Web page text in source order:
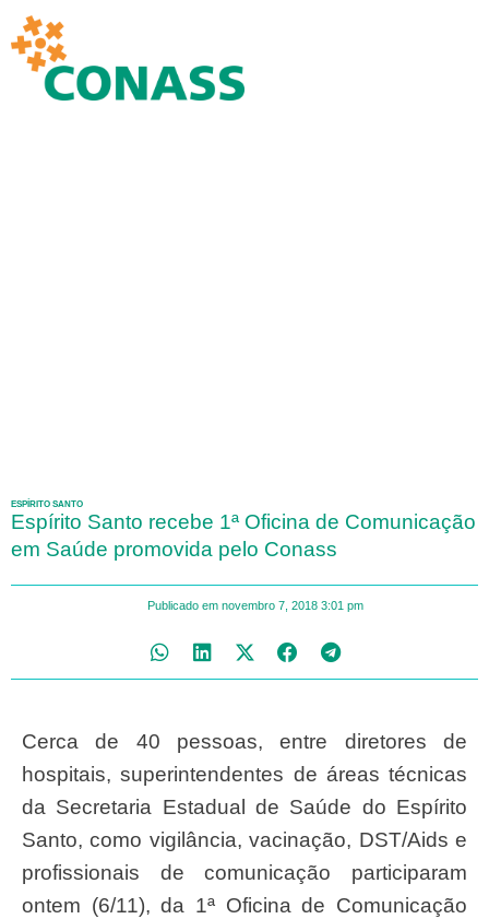
ESPÍRITO SANTO
Espírito Santo recebe 1ª Oficina de Comunicação
em Saúde promovida pelo Conass
Publicado em novembro 7, 2018 3:01 pm
Cerca de 40 pessoas, entre diretores de
hospitais, superintendentes de áreas técnicas
da Secretaria Estadual de Saúde do Espírito
Santo, como vigilância, vacinação, DST/Aids e
profissionais de comunicação participaram
ontem (6/11), da 1ª Oficina de Comunicação